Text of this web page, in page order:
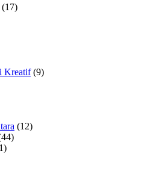
(17)
Kreatif(9)
(12)